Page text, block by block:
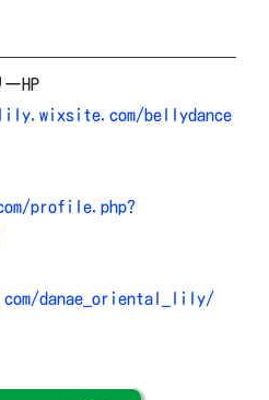
HP
bellydance
profile.php?
danae_oriental_lily/